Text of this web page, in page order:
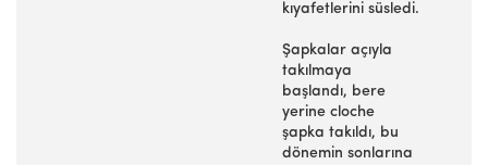
kıyafetlerini süsledi.
Şapkalar açıyla
takılmaya
başlandı, bere
yerine cloche
şapka takıldı, bu
dönemin sonlarına